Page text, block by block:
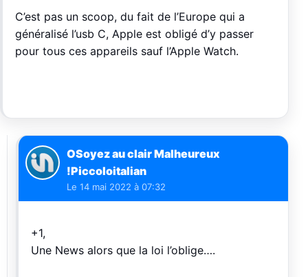
C’est pas un scoop, du fait de l’Europe qui a
généralisé l’usb C, Apple est obligé d’y passer
pour tous ces appareils sauf l’Apple Watch.
OSoyez au clair Malheureux
!Piccoloitalian
Le 14 mai 2022 à 07:32
+1,
Une News alors que la loi l’oblige….